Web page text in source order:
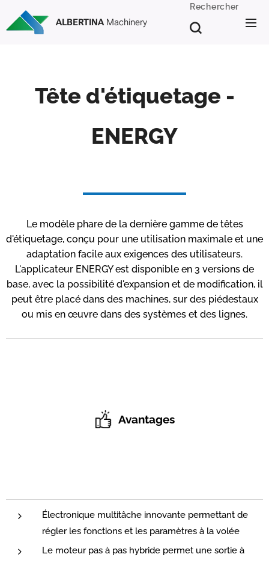
ALBERTINA Machinery
Rechercher
Tête d'étiquetage -
ENERGY
Le modèle phare de la dernière gamme de têtes
d'étiquetage, conçu pour une utilisation maximale et une
adaptation facile aux exigences des utilisateurs.
L'applicateur ENERGY est disponible en 3 versions de
base, avec la possibilité d'expansion et de modification, il
peut être placé dans des machines, sur des piédestaux
ou mis en œuvre dans des systèmes et des lignes.
Avantages
Électronique multitâche innovante permettant de
régler les fonctions et les paramètres à la volée
Le moteur pas à pas hybride permet une sortie à